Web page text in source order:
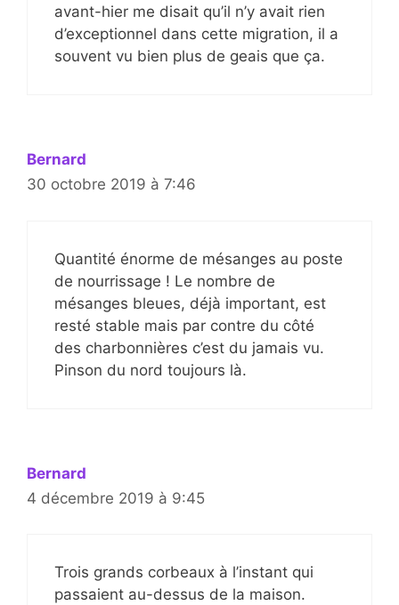
avant-hier me disait qu’il n’y avait rien
d’exceptionnel dans cette migration, il a
souvent vu bien plus de geais que ça.
Bernard
30 octobre 2019 à 7:46
Quantité énorme de mésanges au poste
de nourrissage ! Le nombre de
mésanges bleues, déjà important, est
resté stable mais par contre du côté
des charbonnières c’est du jamais vu.
Pinson du nord toujours là.
Bernard
4 décembre 2019 à 9:45
Trois grands corbeaux à l’instant qui
passaient au-dessus de la maison.